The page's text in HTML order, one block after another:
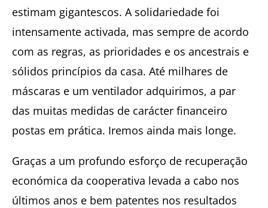
estimam gigantescos. A solidariedade foi
intensamente activada, mas sempre de acordo
com as regras, as prioridades e os ancestrais e
sólidos princípios da casa. Até milhares de
máscaras e um ventilador adquirimos, a par
das muitas medidas de carácter financeiro
postas em prática. Iremos ainda mais longe.
Graças a um profundo esforço de recuperação
económica da cooperativa levada a cabo nos
últimos anos e bem patentes nos resultados